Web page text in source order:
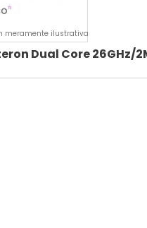
meramente ilustrativa
Dual Core 26GHz/